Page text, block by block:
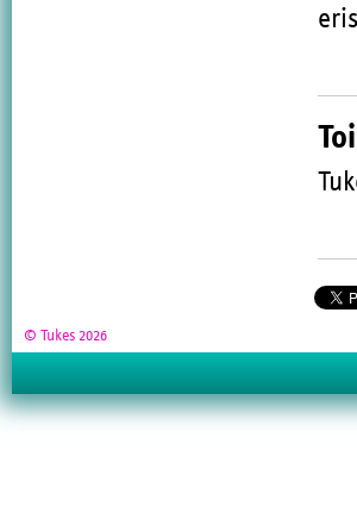
© Tukes 2026